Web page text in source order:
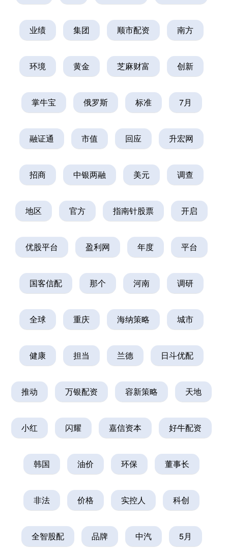
业绩 集团 顺市配资 南方
环境 黄金 芝麻财富 创新
掌牛宝 俄罗斯 标准 7月
融证通 市值 回应 升宏网
招商 中银两融 美元 调查
地区 官方 指南针股票 开启
优股平台 盈利网 年度 平台
国客信配 那个 河南 调研
全球 重庆 海纳策略 城市
健康 担当 兰德 日斗优配
推动 万银配资 容新策略 天地
小红 闪耀 嘉信资本 好牛配资
韩国 油价 环保 董事长
非法 价格 实控人 科创
全智股配 品牌 中汽 5月